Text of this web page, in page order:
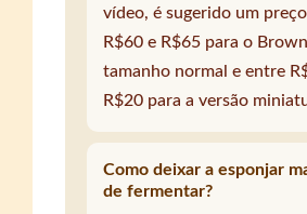
vídeo, é sugerido um
R$60 e R$65 para o
tamanho normal e entre
R$20 para a versão
Como deixar a esponjar
de fermentar?